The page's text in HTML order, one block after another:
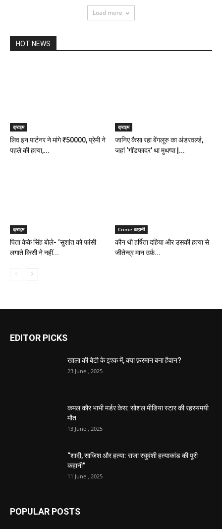
Load more
HOT NEWS
क्राइम
लिव इन पार्टनर ने मांगे ₹50000, प्रेमी ने
पहले की हत्‍या,...
क्राइम
जानिए कैसा रहा बेंगलूरु का अंडरवर्ल्ड,
जहां ‘गॉडफादर’ था मुथप्पा |...
क्राइम
पिता केके सिंह बोले- ‘सुशांत को फांसी
लगाते किसी ने नहीं...
Crime कहानी
कौन थी हर्षिता दहिया और उसकी हत्या से
जीतेन्द्र मान उर्फ़...
EDITOR PICKS
खाला की बेटी के इश्क में, क्या फ़रमान बना हैवान?
23 June , 2025
कमल कौर भाभी मर्डर केस: सोशल मीडिया स्टार की रहस्यमयी
मौत
13 June , 2025
“शादी, साजिश और हत्या: राजा रघुवंशी हत्याकांड की पूरी
कहानी”
11 June , 2025
POPULAR POSTS